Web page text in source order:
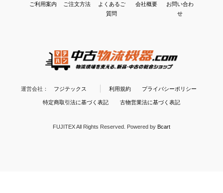
ご利用案内 ご注文方法
よくあるご
質問
会社概要
お問い合わ
せ
運営会社： フジテックス 利用規約 プライバシーポリシー
特定商取引法に基づく表記 古物営業法に基づく表記
FUJITEX All Rights Reserved. Powered by Bcart